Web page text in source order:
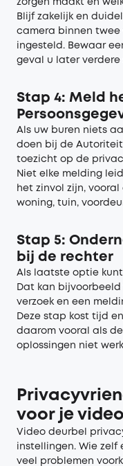
zorgen maakt en
Blijf zakelijk en
camera binnen twee
ingesteld. Bewaar
geval u later
Stap 4: Meld
Als uw buren niets
doen bij de Autoriteit
toezicht op de
Niet elke melding
het zinvol zijn,
woning, tuin,
Stap 5:
bij de rechter
Als laatste optie
Dat kan
verzoek en een
Deze stap kost tijd
daarom vooral als
oplossingen niet
voor je
Video deurbel
instellingen. Wie zelf
veel problemen